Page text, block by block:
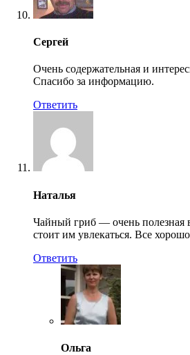
Сергей
Очень содержательная и
Спасибо за информацию.
Ответить
Наталья
Чайный гриб — очень полезная
стоит им увлекаться. Все
Ответить
Ольга